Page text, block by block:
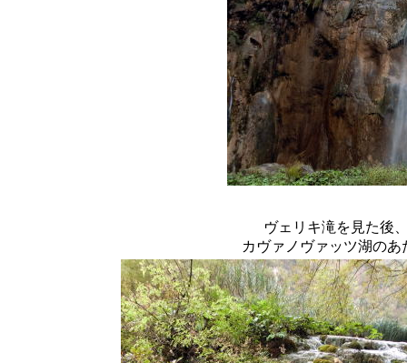
ヴェリキ滝を見た後
カヴァノヴァッツ湖の